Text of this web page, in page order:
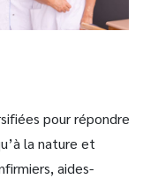
pour répondre
la nature et
aides-